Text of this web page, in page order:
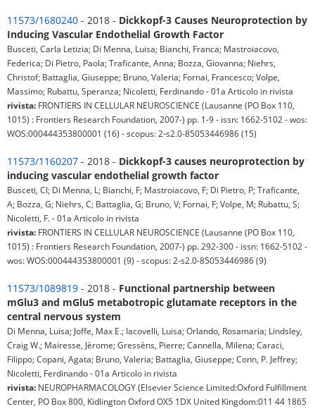
11573/1680240 - 2018 - Dickkopf-3 Causes Neuroprotection by
Inducing Vascular Endothelial Growth Factor
Busceti, Carla Letizia; Di Menna, Luisa; Bianchi, Franca; Mastroiacovo,
Federica; Di Pietro, Paola; Traficante, Anna; Bozza, Giovanna; Niehrs,
Christof; Battaglia, Giuseppe; Bruno, Valeria; Fornai, Francesco; Volpe,
Massimo; Rubattu, Speranza; Nicoletti, Ferdinando - 01a Articolo in rivista
rivista: FRONTIERS IN CELLULAR NEUROSCIENCE (Lausanne (PO Box 110,
1015) : Frontiers Research Foundation, 2007-) pp. 1-9 - issn: 1662-5102 - wos:
WOS:000444353800001 (16) - scopus: 2-s2.0-85053446986 (15)
11573/1160207 - 2018 - Dickkopf-3 causes neuroprotection by
inducing vascular endothelial growth factor
Busceti, Cl; Di Menna, L; Bianchi, F; Mastroiacovo, F; Di Pietro, P; Traficante,
A; Bozza, G; Niehrs, C; Battaglia, G; Bruno, V; Fornai, F; Volpe, M; Rubattu, S;
Nicoletti, F. - 01a Articolo in rivista
rivista: FRONTIERS IN CELLULAR NEUROSCIENCE (Lausanne (PO Box 110,
1015) : Frontiers Research Foundation, 2007-) pp. 292-300 - issn: 1662-5102 -
wos: WOS:000444353800001 (9) - scopus: 2-s2.0-85053446986 (9)
11573/1089819 - 2018 - Functional partnership between
mGlu3 and mGlu5 metabotropic glutamate receptors in the
central nervous system
Di Menna, Luisa; Joffe, Max E.; Iacovelli, Luisa; Orlando, Rosamaria; Lindsley,
Craig W.; Mairesse, Jèrome; Gressèns, Pierre; Cannella, Milena; Caraci,
Filippo; Copani, Agata; Bruno, Valeria; Battaglia, Giuseppe; Conn, P. Jeffrey;
Nicoletti, Ferdinando - 01a Articolo in rivista
rivista: NEUROPHARMACOLOGY (Elsevier Science Limited:Oxford Fulfillment
Center, PO Box 800, Kidlington Oxford OX5 1DX United Kingdom:011 44 1865